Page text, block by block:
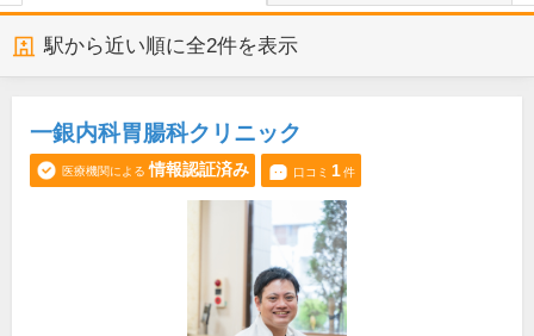
駅から近い順に全2件を表示
一銀内科胃腸科クリニック
医療機関による 情報認証済み 口コミ 1件